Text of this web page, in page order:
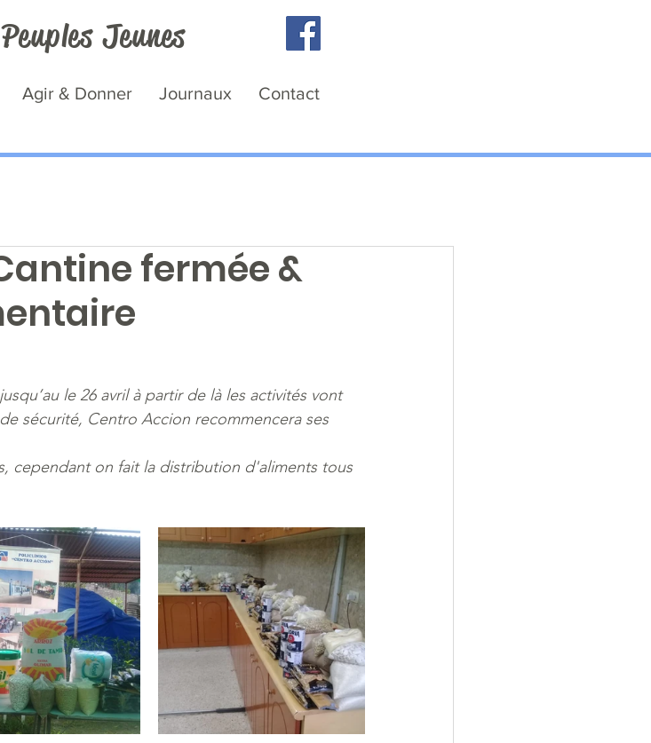
Jeunes
Agir & Donner Journaux Contact
fermée &
le 26 avril à partir de là les activités vont
sécurité, Centro Accion recommencera ses
cependant on fait la distribution d'aliments tous